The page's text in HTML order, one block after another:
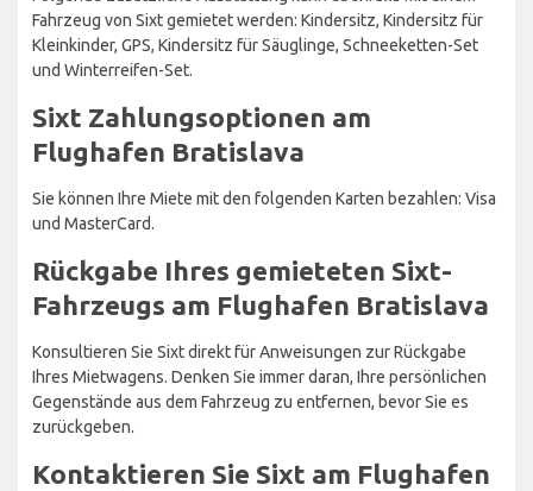
Fahrzeug von Sixt gemietet werden: Kindersitz, Kindersitz für
Kleinkinder, GPS, Kindersitz für Säuglinge, Schneeketten-Set
und Winterreifen-Set.
Sixt Zahlungsoptionen am
Flughafen Bratislava
Sie können Ihre Miete mit den folgenden Karten bezahlen: Visa
und MasterCard.
Rückgabe Ihres gemieteten Sixt-
Fahrzeugs am Flughafen Bratislava
Konsultieren Sie Sixt direkt für Anweisungen zur Rückgabe
Ihres Mietwagens. Denken Sie immer daran, Ihre persönlichen
Gegenstände aus dem Fahrzeug zu entfernen, bevor Sie es
zurückgeben.
Kontaktieren Sie Sixt am Flughafen